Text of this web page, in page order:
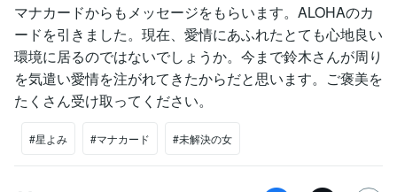
マナカードからもメッセージをもらいます。ALOHAのカ
ードを引きました。現在、愛情にあふれたとても心地良い
環境に居るのではないでしょうか。今まで鈴木さんが周り
を気遣い愛情を注がれてきたからだと思います。ご褒美を
たくさん受け取ってください。
#星よみ #マナカード #未解決の女